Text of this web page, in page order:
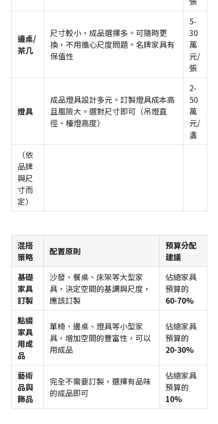
邊桌/
茶几
尺寸較小，成品選擇多。可隨時更
換，不用擔心尺度問題。名牌家具有
保值性
5-
30
萬
元/
張
燈具
成品燈具設計多元。訂製燈具成本高
且風險大。選對尺寸即可（吊燈直
徑、檯燈高度）
2-
50
萬
元/
盞
（依
品牌
與尺
寸而
定）
混搭
策略
配置原則
預算分配
建議
基礎
家具
訂製
沙發、餐桌、床架等大型家
具，決定空間的基調與尺度，
應該訂製
佔總家具
預算的
60-70%
點綴
家具
用成
品
單椅、邊桌、燈具等小型家
具，增加空間的豐富性，可以
用成品
佔總家具
預算的
20-30%
藝術
品與
飾品
完全不需要訂製，選擇有品味
的成品即可
佔總家具
預算的
10%